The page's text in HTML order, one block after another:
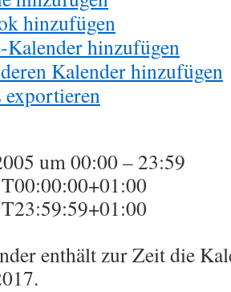
hinzufügen
hinzufügen
Kalender hinzufügen
um 00:00 – 23:59
enthält zur Zeit die